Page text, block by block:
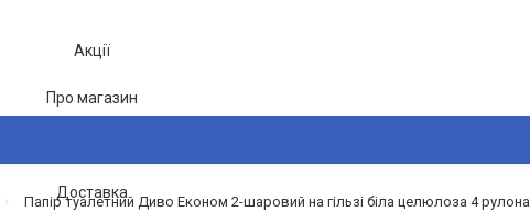
Акції
Про магазин
Доставка
Папір туалетний Диво Економ 2-шаровий на гільзі біла целюлоза 4 рулона